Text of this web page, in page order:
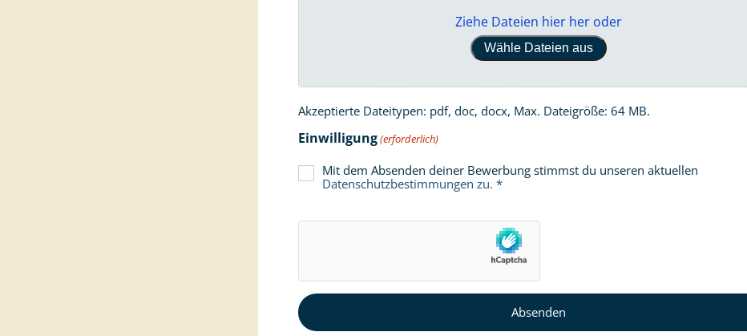
Ziehe Dateien hier her oder
Wähle Dateien aus
Akzeptierte Dateitypen: pdf, doc, docx, Max. Dateigröße: 64 MB.
Einwilligung(erforderlich)
Mit dem Absenden deiner Bewerbung stimmst du unseren aktuellen
Datenschutzbestimmungen zu. *